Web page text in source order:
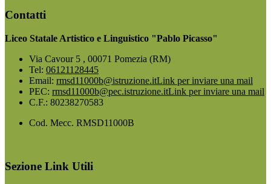
Contatti
Liceo Statale Artistico e Linguistico "Pablo Picasso"
Via Cavour 5 , 00071 Pomezia (RM)
Tel: 06121128445
Email: rmsd11000b@istruzione.itLink per inviare una mail
PEC: rmsd11000b@pec.istruzione.itLink per inviare una mail
C.F.: 80238270583
Cod. Mecc. RMSD11000B
Sezione Link Utili